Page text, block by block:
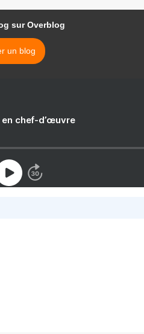
sur Overblog
un blog
en chef-d’œuvre